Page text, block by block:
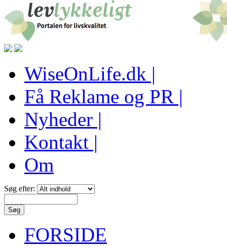
WiseOnLife.dk |
Få Reklame og PR |
Nyheder |
Kontakt |
Om
Søg efter:
FORSIDE